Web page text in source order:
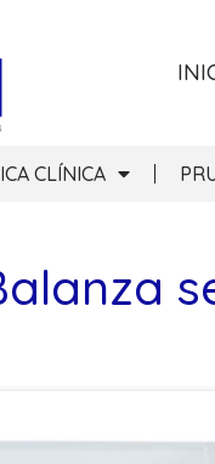
CLÍNICA